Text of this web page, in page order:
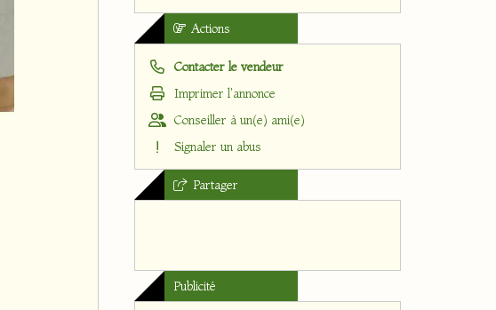
Actions
Contacter le vendeur
Imprimer l'annonce
Conseiller à un(e) ami(e)
Signaler un abus
Partager
Publicité